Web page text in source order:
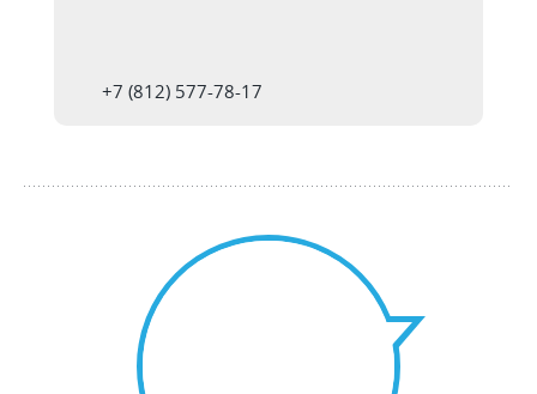
+7 (812) 577-78-17